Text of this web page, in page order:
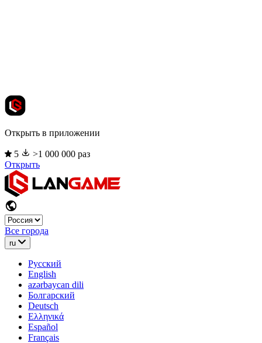
Открыть в приложении
5
>1 000 000 раз
Открыть
Все города
ru
Русский
English
azərbaycan dili
Болгарский
Deutsch
Ελληνικά
Español
Français